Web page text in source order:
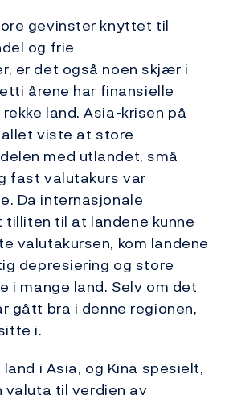
gevinster knyttet til
og frie
er det også noen skjær i
årene har finansielle
land. Asia-krisen på
viste at store
med utlandet, små
fast valutakurs var
Da internasjonale
til at landene kunne
valutakursen, kom landene
depresiering og store
i mange land. Selv om det
gått bra i denne regionen,
i.
i Asia, og Kina spesielt,
til verdien av